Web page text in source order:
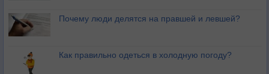
Почему люди делятся на правшей и левшей?
Как правильно одеться в холодную погоду?